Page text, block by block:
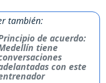
también:
de acuerdo:
tiene
con este